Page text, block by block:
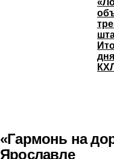
КХЛ
«Гармонь на
Ярославле